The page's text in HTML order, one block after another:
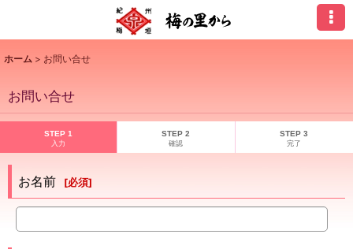
ホーム > お問い合せ
お問い合せ
STEP 1
入力
STEP 2
確認
STEP 3
完了
お名前 [必須]